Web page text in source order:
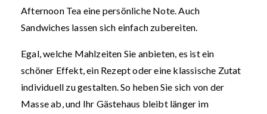
Afternoon Tea eine persönliche Note. Auch
Sandwiches lassen sich einfach zubereiten.
Egal, welche Mahlzeiten Sie anbieten, es ist ein
schöner Effekt, ein Rezept oder eine klassische Zutat
individuell zu gestalten. So heben Sie sich von der
Masse ab, und Ihr Gästehaus bleibt länger im